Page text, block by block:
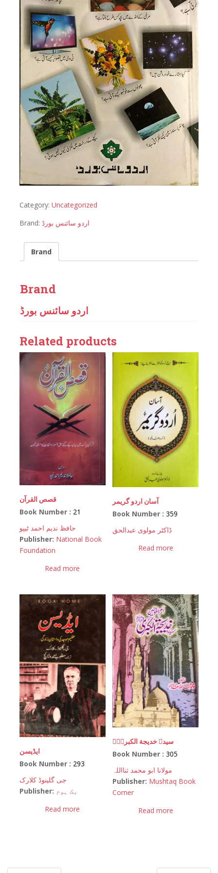
Category: Uncategorized
Brand: اردو سائنس بورڈ
Brand
Brand
اردو سائنس بورڈ
Related products
قصص القرآن
Book Number : 21
حافظ ندیم احمد ٹیپو
Publisher: National Book
Foundation
Read more
آسان اردو گریمر
Book Number :359
ڈاکٹر مولوی عبدالحق
Read more
ایڈیسن
Book Number : 293
جی گلینوڈ کلارک
Publisher: بک ہوم
Read more
سیدہ خدیجة الکبریٰؓ
Book Number :305
مولانا ابو محمد ثنااللہ
Publisher: Mushtaq Book
Corner
Read more